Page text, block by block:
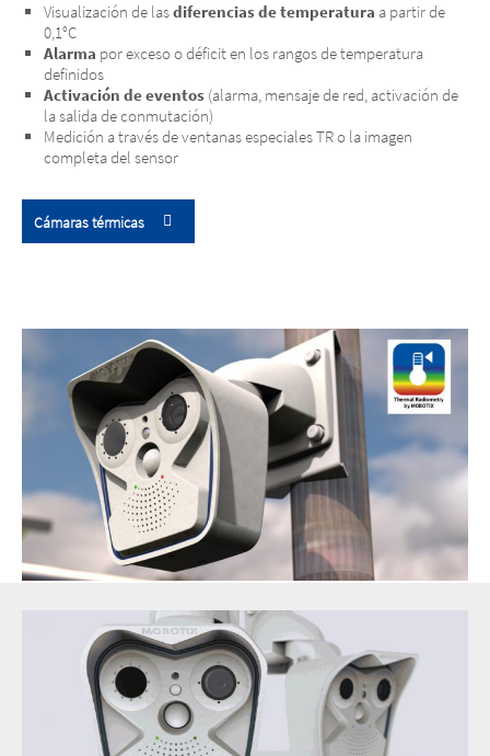
Visualización de lasdiferencias de temperatura a partir de
0,1°C
Alarma por exceso o déficit en los rangos de temperatura
definidos
Activación de eventos (alarma, mensaje de red, activación de
la salida de conmutación)
Medición a través de ventanas especiales TR o la imagen
completa del sensor
Cámaras térmicas